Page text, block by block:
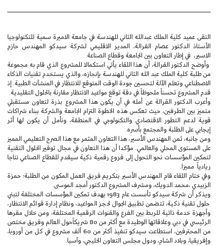
التقى عميد كلية الملك عبدالله الثاني للهندسة في جامعة الاميرة سمية للتكنولوجيا
الأستاذ الدكتور عصام القرالة، المدير الاقليمي لشركة سيدكو المهندس حازم
الاسير، في إطار التعاون بين الجامعة وقطاع الصناعة.
وأوضح الدكتور القرالة، أن هذا اللقاء يأتي استكمالا للمشروع الذي قام به مجموعة
من طلبة كلية الملك عبد الله الثاني للهندسة بإنجازه، والذي يستخدم تقنيات الذكاء
الاصطناعي وتعلم الآلة لتحسين جودة الوقت المتوقع للانتظار في المنشآت الطبية. إذ
قدم المشروع تحسناً ملحوظاً في دقة توقع مواعيد الانتظار مقارنة بالحلول التقليدية.
وأعرب الدكتور القرالة عن أمله في أن يكون هذا المشروع بذرة لتعاون مستقبلي
متميز بين الطرفين، حيث تعكس هذه الخطوة التزام الجامعة والشركة ببناء شراكات
قوية لدعم التطور الاقتصادي والتكنولوجي في المنطقة، ونأمل أن يكون لها أثر
إيجابي على الطلبة والمجتمع بأسره.
ومن جانبه، ثمن المهندس الأسير، هذا التعاون المثمر مع هذا الصرح التعليمي المميز
على المستوى المحلي والعالمي. مؤكدا أن هذا التعاون في مجال توفير الحلول التقنية
لتمكين المؤسسات نحو التحول إلى فروع رقمية ذكية سيقدم للقطاع الصناعي نتاجا
ريادياً مميزا.
وفي ختام اللقاء قام المهندس الأسير بتكريم فريق العمل المكون من الطلبة؛ حمزة
الزبيدي ،محمد الدويك، ومشرف المشروع الدكتور أمجد الموسى.
ويذكر أن شركة سيدكو تأسست عام 1983 بهدف تمكين المؤسسات المختلفة لتبني
حلول تقنية ذكية، تتضمن تطبيق الجوال لحجز المواعيد، ونظام إدارة قوائم الانتظار،
وأجهزة خدمة ذاتية للربط بين الفرع والقنوات الرقمية المختلفة، ومن خلال مقرها
الرئيسي في دبي وعلاقاتها الوطيدة مع أكثر من 80 شريكاًحول العالم وفريق مختص
من المحترفين، استطاعت سيدكو تنفيذ أكثر من 60 ألف مشروع في كل من أوروبا،
وإفريقيا، وبلاد الشام، ودول مجلس التعاون الخليجي، وآسيا.